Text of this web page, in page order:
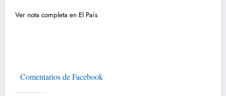
Ver nota completa en El País
Comentarios de Facebook